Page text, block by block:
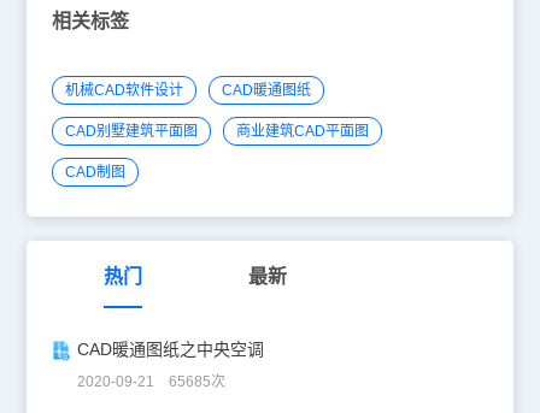
相关标签
机械CAD软件设计 CAD暖通图纸
CAD别墅建筑平面图 商业建筑CAD平面图
CAD制图
热门 最新
CAD暖通图纸之中央空调
2020-09-21 65685次